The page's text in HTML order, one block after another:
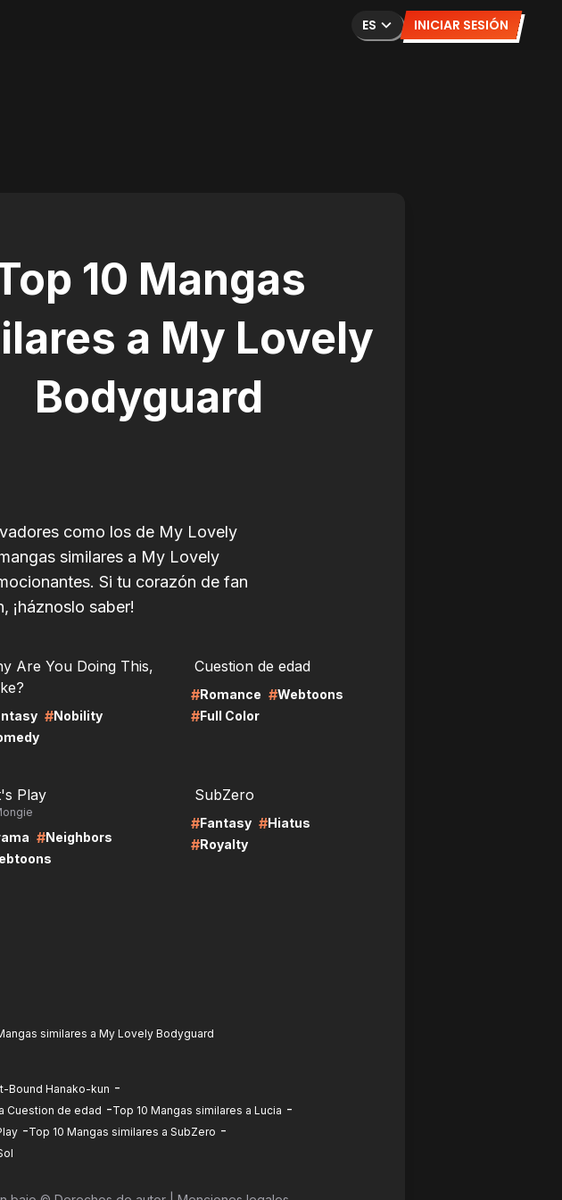
ES INICIAR SESIÓN
10 Mangas
a My Lovely
Bodyguard
como los de My Lovely
similares a My Lovely
Si tu corazón de fan
¡háznoslo saber!
Are You Doing This,
#Nobility
Cuestion de edad
#Romance #Webtoons
#Full Color
Play
#Neighbors
SubZero
#Fantasy #Hiatus
#Royalty
similares a My Lovely Bodyguard
Bound Hanako-kun -
Cuestion de edad -Top 10 Mangas similares a Lucia -
-Top 10 Mangas similares a SubZero -